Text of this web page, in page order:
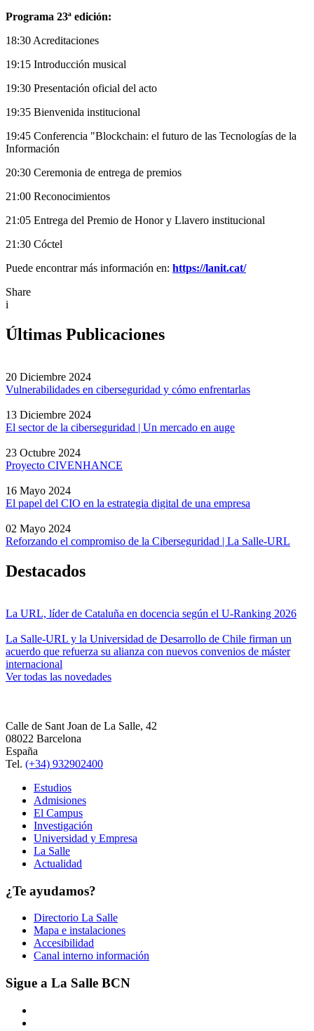
Programa 23ª edición:
18:30 Acreditaciones
19:15 Introducción musical
19:30 Presentación oficial del acto
19:35 Bienvenida institucional
19:45 Conferencia "Blockchain: el futuro de las Tecnologías de la
Información
20:30 Ceremonia de entrega de premios
21:00 Reconocimientos
21:05 Entrega del Premio de Honor y Llavero institucional
21:30 Cóctel
Puede encontrar más información en: https://lanit.cat/
Share
i
Últimas Publicaciones
20 Diciembre 2024
Vulnerabilidades en ciberseguridad y cómo enfrentarlas
13 Diciembre 2024
El sector de la ciberseguridad | Un mercado en auge
23 Octubre 2024
Proyecto CIVENHANCE
16 Mayo 2024
El papel del CIO en la estrategia digital de una empresa
02 Mayo 2024
Reforzando el compromiso de la Ciberseguridad | La Salle-URL
Destacados
La URL, líder de Cataluña en docencia según el U-Ranking 2026
La Salle-URL y la Universidad de Desarrollo de Chile firman un
acuerdo que refuerza su alianza con nuevos convenios de máster
internacional
Ver todas las novedades
Calle de Sant Joan de La Salle, 42
08022 Barcelona
España
Tel. (+34) 932902400
Estudios
Admisiones
El Campus
Investigación
Universidad y Empresa
La Salle
Actualidad
¿Te ayudamos?
Directorio La Salle
Mapa e instalaciones
Accesibilidad
Canal interno información
Sigue a La Salle BCN